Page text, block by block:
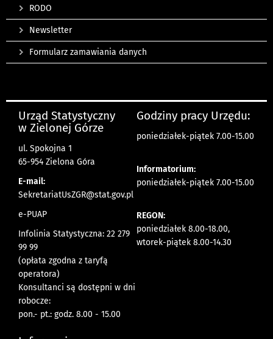
RODO
Newsletter
Formularz zamawiania danych
Urząd Statystyczny
w Zielonej Górze
ul. Spokojna 1
65-954 Zielona Góra
E-mail:
SekretariatUsZGR@stat.gov.pl
e-PUAP
Infolinia Statystyczna: 22 279
99 99
(opłata zgodna z taryfą
operatora)
Konsultanci są dostępni w dni
robocze:
pon.- pt.: godz. 8.00 - 15.00
Godziny pracy Urzędu:
poniedziałek-piątek 7.00-15.00
Informatorium:
poniedziałek-piątek 7.00-15.00
REGON:
poniedziałek 8.00-18.00,
wtorek-piątek 8.00-14.30